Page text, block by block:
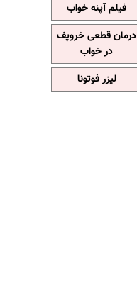
فیلم آپنه خواب
درمان قطعی خروپف
در خواب
لیزر فوتونا